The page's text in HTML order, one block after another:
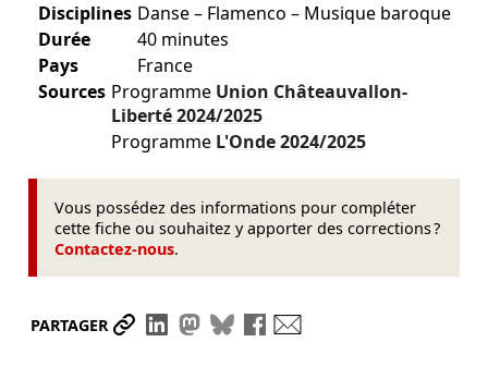
Disciplines Danse – Flamenco – Musique baroque
Durée
40 minutes
Pays
France
Sources Programme Union Châteauvallon-
Liberté2024/2025
Programme L'Onde2024/2025
Vous possédez des informations pour compléter
cette fiche ou souhaitez y apporter des corrections ?
Contactez-nous.
PARTAGER Partager le lien
Partager sur LinkedIn
Partager sur Mastodon
Partager sur Bluesky
Partager sur Facebook